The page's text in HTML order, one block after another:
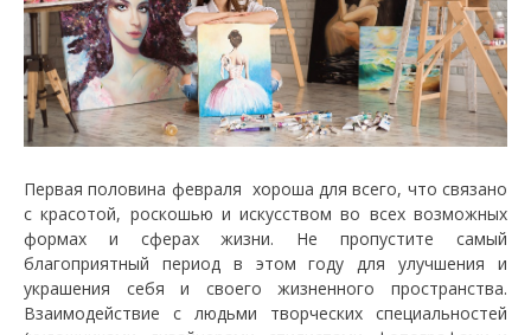
Первая половина февраля хороша для всего, что связано
с красотой, роскошью и искусством во всех возможных
формах и сферах жизни. Не пропустите самый
благоприятный период в этом году для улучшения и
украшения себя и своего жизненного пространства.
Взаимодействие с людьми творческих специальностей